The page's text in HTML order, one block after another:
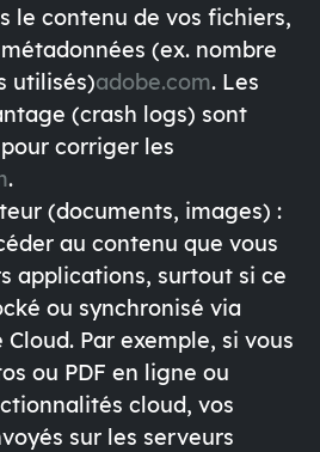
le contenu de vos fichiers,
(ex. nombre
utilisés)adobe.com. Les
(crash logs) sont
corriger les
.
(documents, images) :
au contenu que vous
applications, surtout si ce
ou synchronisé via
Cloud. Par exemple, si vous
ou PDF en ligne ou
cloud, vos
sur les serveurs